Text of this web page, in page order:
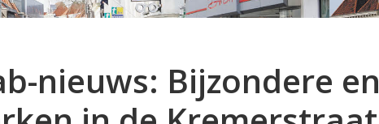
nieuws: Bijzondere en